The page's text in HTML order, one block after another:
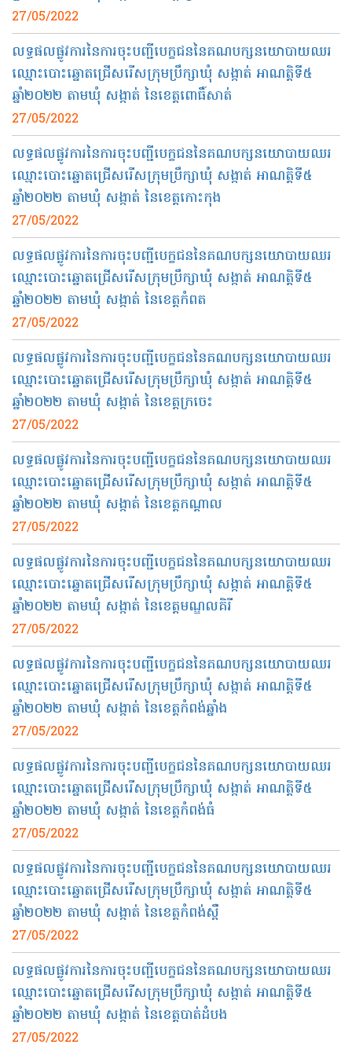
27/05/2022
លទ្ធផលផ្លូវការនៃការចុះបញ្ជីបេក្ខជននៃគណបក្សនយោបាយឈរ
ឈ្មោះបោះឆ្នោតជ្រើសរើសក្រុមប្រឹក្សាឃុំ សង្កាត់ អាណត្តិទី៥
ឆ្នាំ២០២២ តាមឃុំ សង្កាត់ នៃខេត្តពោធិ៍សាត់
27/05/2022
លទ្ធផលផ្លូវការនៃការចុះបញ្ជីបេក្ខជននៃគណបក្សនយោបាយឈរ
ឈ្មោះបោះឆ្នោតជ្រើសរើសក្រុមប្រឹក្សាឃុំ សង្កាត់ អាណត្តិទី៥
ឆ្នាំ២០២២ តាមឃុំ សង្កាត់ នៃខេត្តកោះកុង
27/05/2022
លទ្ធផលផ្លូវការនៃការចុះបញ្ជីបេក្ខជននៃគណបក្សនយោបាយឈរ
ឈ្មោះបោះឆ្នោតជ្រើសរើសក្រុមប្រឹក្សាឃុំ សង្កាត់ អាណត្តិទី៥
ឆ្នាំ២០២២ តាមឃុំ សង្កាត់ នៃខេត្តកំពត
27/05/2022
លទ្ធផលផ្លូវការនៃការចុះបញ្ជីបេក្ខជននៃគណបក្សនយោបាយឈរ
ឈ្មោះបោះឆ្នោតជ្រើសរើសក្រុមប្រឹក្សាឃុំ សង្កាត់ អាណត្តិទី៥
ឆ្នាំ២០២២ តាមឃុំ សង្កាត់ នៃខេត្តក្រចេះ
27/05/2022
លទ្ធផលផ្លូវការនៃការចុះបញ្ជីបេក្ខជននៃគណបក្សនយោបាយឈរ
ឈ្មោះបោះឆ្នោតជ្រើសរើសក្រុមប្រឹក្សាឃុំ សង្កាត់ អាណត្តិទី៥
ឆ្នាំ២០២២ តាមឃុំ សង្កាត់ នៃខេត្តកណ្តាល
27/05/2022
លទ្ធផលផ្លូវការនៃការចុះបញ្ជីបេក្ខជននៃគណបក្សនយោបាយឈរ
ឈ្មោះបោះឆ្នោតជ្រើសរើសក្រុមប្រឹក្សាឃុំ សង្កាត់ អាណត្តិទី៥
ឆ្នាំ២០២២ តាមឃុំ សង្កាត់ នៃខេត្តមណ្ឌលគិរី
27/05/2022
លទ្ធផលផ្លូវការនៃការចុះបញ្ជីបេក្ខជននៃគណបក្សនយោបាយឈរ
ឈ្មោះបោះឆ្នោតជ្រើសរើសក្រុមប្រឹក្សាឃុំ សង្កាត់ អាណត្តិទី៥
ឆ្នាំ២០២២ តាមឃុំ សង្កាត់ នៃខេត្តកំពង់ឆ្នាំង
27/05/2022
លទ្ធផលផ្លូវការនៃការចុះបញ្ជីបេក្ខជននៃគណបក្សនយោបាយឈរ
ឈ្មោះបោះឆ្នោតជ្រើសរើសក្រុមប្រឹក្សាឃុំ សង្កាត់ អាណត្តិទី៥
ឆ្នាំ២០២២ តាមឃុំ សង្កាត់ នៃខេត្តកំពង់ធំ
27/05/2022
លទ្ធផលផ្លូវការនៃការចុះបញ្ជីបេក្ខជននៃគណបក្សនយោបាយឈរ
ឈ្មោះបោះឆ្នោតជ្រើសរើសក្រុមប្រឹក្សាឃុំ សង្កាត់ អាណត្តិទី៥
ឆ្នាំ២០២២ តាមឃុំ សង្កាត់ នៃខេត្តកំពង់ស្ពឺ
27/05/2022
លទ្ធផលផ្លូវការនៃការចុះបញ្ជីបេក្ខជននៃគណបក្សនយោបាយឈរ
ឈ្មោះបោះឆ្នោតជ្រើសរើសក្រុមប្រឹក្សាឃុំ សង្កាត់ អាណត្តិទី៥
ឆ្នាំ២០២២ តាមឃុំ សង្កាត់ នៃខេត្តបាត់ដំបង
27/05/2022